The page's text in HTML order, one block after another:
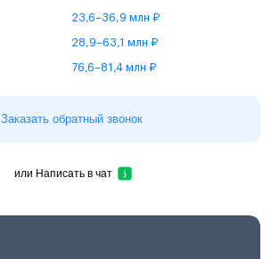
23,6–36,9 млн ₽
28,9–63,1 млн ₽
76,6–81,4 млн ₽
Заказать обратный звонок
или Написать в чат